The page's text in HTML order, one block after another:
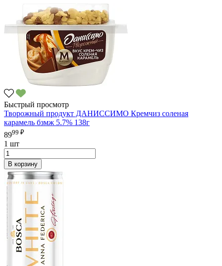
Быстрый просмотр
Творожный продукт ДАНИССИМО Кремчиз соленая
карамель бзмж 5.7% 138г
8999 ₽
1 шт
В корзину